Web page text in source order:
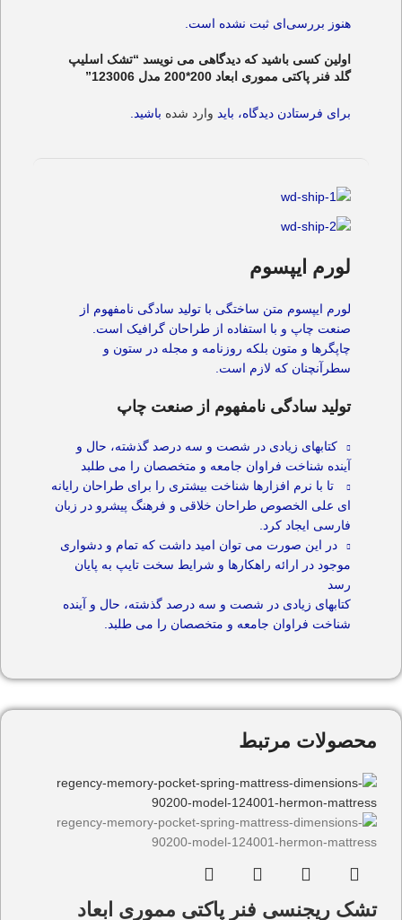
هنوز بررسی‌ای ثبت نشده است.
اولین کسی باشید که دیدگاهی می نویسد “تشک اسلیپ
گلد فنر پاکتی مموری ابعاد 200*200 مدل 123006”
برای فرستادن دیدگاه، باید وارد شده باشید.
لورم ایپسوم
لورم ایپسوم متن ساختگی با تولید سادگی نامفهوم از
صنعت چاپ و با استفاده از طراحان گرافیک است.
چاپگرها و متون بلکه روزنامه و مجله در ستون و
سطرآنچنان که لازم است.
تولید سادگی نامفهوم از صنعت چاپ
کتابهای زیادی در شصت و سه درصد گذشته، حال و
آینده شناخت فراوان جامعه و متخصصان را می طلبد
تا با نرم افزارها شناخت بیشتری را برای طراحان رایانه
ای علی الخصوص طراحان خلاقی و فرهنگ پیشرو در زبان
فارسی ایجاد کرد.
در این صورت می توان امید داشت که تمام و دشواری
موجود در ارائه راهکارها و شرایط سخت تایپ به پایان
رسد
کتابهای زیادی در شصت و سه درصد گذشته، حال و آینده
شناخت فراوان جامعه و متخصصان را می طلبد.
محصولات مرتبط
تشک ریجنسی فنر پاکتی مموری ابعاد